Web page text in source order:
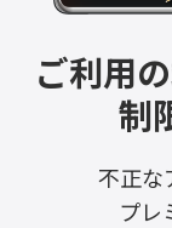
ご利用
制
不正な
プレ